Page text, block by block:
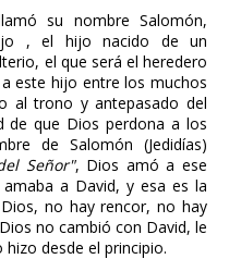
su nombre Salomón,
, el hijo nacido de un
el que será el heredero
este hijo entre los muchos
al trono y antepasado del
de que Dios perdona a los
de Salomón (Jedidías)
Señor", Dios amó a ese
a David, y esa es la
no hay rencor, no hay
no cambió con David, le
desde el principio.